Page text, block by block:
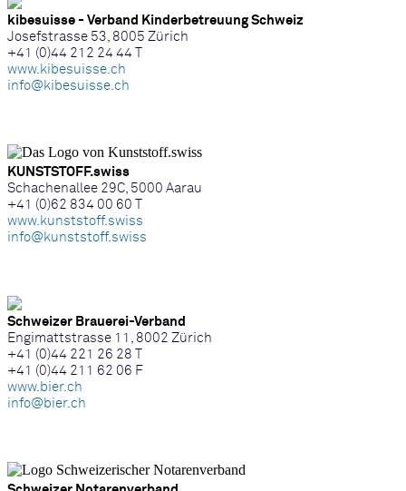
kibesuisse - Verband Kinderbetreuung Schweiz
Josefstrasse 53, 8005 Zürich
+41 (0)44 212 24 44 T
www.kibesuisse.ch
info@kibesuisse.ch
KUNSTSTOFF.swiss
Schachenallee 29C, 5000 Aarau
+41 (0)62 834 00 60 T
www.kunststoff.swiss
info@kunststoff.swiss
Schweizer Brauerei-Verband
Engimattstrasse 11, 8002 Zürich
+41 (0)44 221 26 28 T
+41 (0)44 211 62 06 F
www.bier.ch
info@bier.ch